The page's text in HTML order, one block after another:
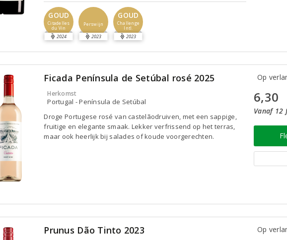
GOUD
Citadelles
du Vin
2024
Perswijn
2023
GOUD
Challenge
Intl.
2023
Ficada Península de Setúbal rosé 2025
Herkomst
Portugal - Península de Setúbal
Droge Portugese rosé van castelãodruiven, met een sappige,
fruitige en elegante smaak. Lekker verfrissend op het terras,
maar ook heerlijk bij salades of koude voorgerechten.
Op
6,30
Vanaf 12
Prunus Dão Tinto 2023 Op